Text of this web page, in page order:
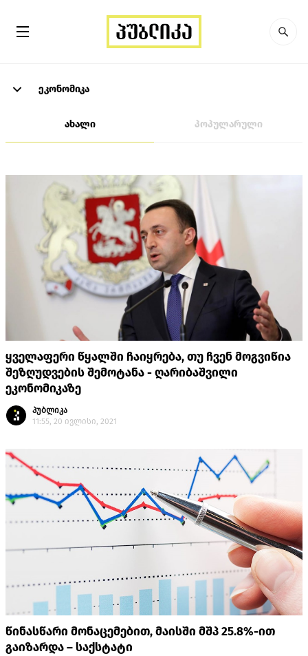
ეკონომიკა
ახალი პოპულარული
ყველაფერი წყალში ჩაიყრება, თუ ჩვენ მოგვიწია
შეზღუდვების შემოტანა - ღარიბაშვილი
ეკონომიკაზე
პუბლიკა
11:55, 20 ივლისი, 2021
წინასწარი მონაცემებით, მაისში მშპ 25.8%-ით
გაიზარდა – საქსტატი